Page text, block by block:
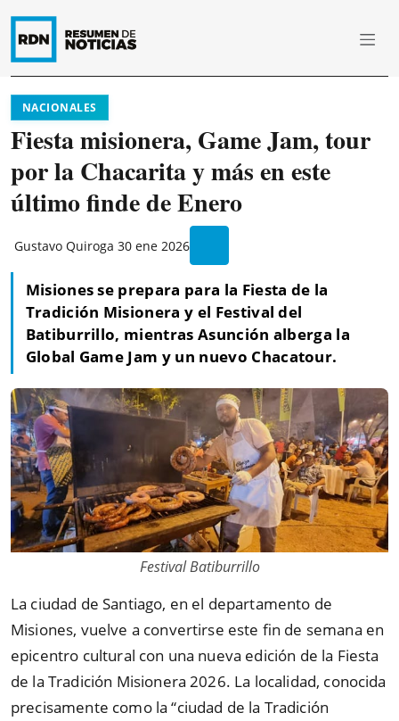
NACIONALES
Fiesta misionera, Game Jam, tour
por la Chacarita y más en este
último finde de Enero
Gustavo Quiroga 30 ene 2026
Misiones se prepara para la Fiesta de la
Tradición Misionera y el Festival del
Batiburrillo, mientras Asunción alberga la
Global Game Jam y un nuevo Chacatour.
Festival Batiburrillo
La ciudad de Santiago, en el departamento de
Misiones, vuelve a convertirse este fin de semana en
epicentro cultural con una nueva edición de la Fiesta
de la Tradición Misionera 2026. La localidad, conocida
precisamente como la “ciudad de la Tradición